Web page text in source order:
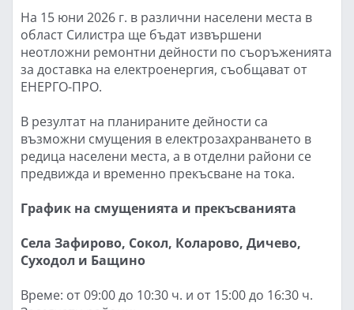
На 15 юни 2026 г. в различни населени места в
област Силистра ще бъдат извършени
неотложни ремонтни дейности по съоръженията
за доставка на електроенергия, съобщават от
ЕНЕРГО-ПРО.
В резултат на планираните дейности са
възможни смущения в електрозахранването в
редица населени места, а в отделни райони се
предвижда и временно прекъсване на тока.
График на смущенията и прекъсванията
Села Зафирово, Сокол, Коларово, Дичево,
Суходол и Бащино
Време: от 09:00 до 10:30 ч. и от 15:00 до 16:30 ч.